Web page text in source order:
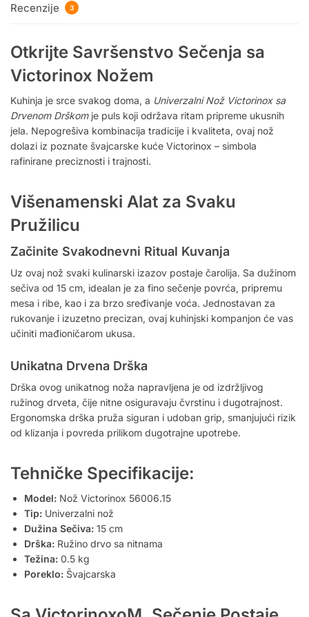
Recenzije 3
Otkrijte Savršenstvo Sečenja sa
Victorinox Nožem
Kuhinja je srce svakog doma, a Univerzalni Nož Victorinox sa
Drvenom Drškomje puls koji održava ritam pripreme ukusnih
jela. Nepogrešiva kombinacija tradicije i kvaliteta, ovaj nož
dolazi iz poznate švajcarske kuće Victorinox – simbola
rafinirane preciznosti i trajnosti.
Višenamenski Alat za Svaku
Pružilicu
Začinite Svakodnevni Ritual Kuvanja
Uz ovaj nož svaki kulinarski izazov postaje čarolija. Sa dužinom
sečiva od 15 cm, idealan je za fino sečenje povrća, pripremu
mesa i ribe, kao i za brzo sređivanje voća. Jednostavan za
rukovanje i izuzetno precizan, ovaj kuhinjski kompanjon će vas
učiniti mađioničarom ukusa.
Unikatna Drvena Drška
Drška ovog unikatnog noža napravljena je od izdržljivog
ružinog drveta, čije nitne osiguravaju čvrstinu i dugotrajnost.
Ergonomska drška pruža siguran i udoban grip, smanjujući rizik
od klizanja i povreda prilikom dugotrajne upotrebe.
Tehničke Specifikacije:
Model: Nož Victorinox 56006.15
Tip: Univerzalni nož
Dužina Sečiva: 15 cm
Drška: Ružino drvo sa nitnama
Težina: 0.5 kg
Poreklo: Švajcarska